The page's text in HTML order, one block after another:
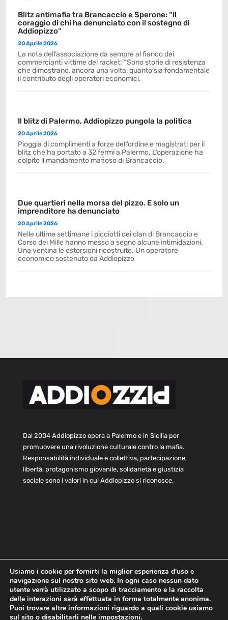
Blitz antimafia tra Brancaccio e Sperone: “Il
coraggio di chi ha denunciato con il sostegno di
Addiopizzo”
20 Aprile 2026
La nota dell’associazione da sempre al fianco dei
commercianti vittime del racket: “Sono storie di resistenza
che dimostrano, ancora una volta, quanto sia fondamentale
il contributo degli operatori economici.
Il blitz di Palermo, Addiopizzo pungola la politica
20 Aprile 2026
Pioggia di complimenti a forze dell’ordine e magistrati per il
blitz che ha portato a 32 fermi a Palermo. L’operazione ha
colpito il mandamento mafioso di Brancaccio.
Due quartieri nella morsa del pizzo. E solo un
imprenditore ha denunciato
20 Aprile 2026
Nelle ultime settimane i picciotti dei clan di Brancaccio e
Corso dei Mille hanno messo a segno alcune intimidazioni.
Una ventina le estorsioni ricostruite. Un operatore
economico sostenuto da Addiopizzo
Dal 2004 Addiopizzo opera a Palermo e in Sicilia per
promuovere una rivoluzione culturale contro la mafia.
Responsabilità individuale e collettiva, partecipazione,
libertà, protagonismo giovanile, solidarietà e giustizia
sociale sono i valori in cui Addiopizzo si riconosce.
Home Statuto e bilancio
Contatti
Privacy
Cookie Child Protection Policy
Usiamo i cookie per fornirti la miglior esperienza d'uso e
navigazione sul nostro sito web. In ogni caso nessun dato
utente verrà utilizzato a scopo di tracciamento e la raccolta
delle interazioni sarà effettuata in forma totalmente anonima.
Puoi trovare altre informazioni riguardo a quali cookie usiamo
sul sito o disabilitarli nelle impostazioni.